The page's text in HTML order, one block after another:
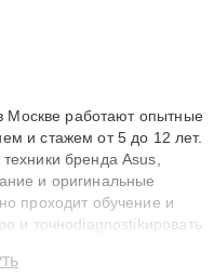
Москве работают опытные
и стажем от 5 до 12 лет.
бренда Asus,
и оригинальные
проходит обучение и
и точноdiagnostikировать
случаи: от замены